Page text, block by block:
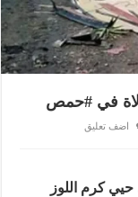
في #حمص
اضف تعليق
كرم اللوز